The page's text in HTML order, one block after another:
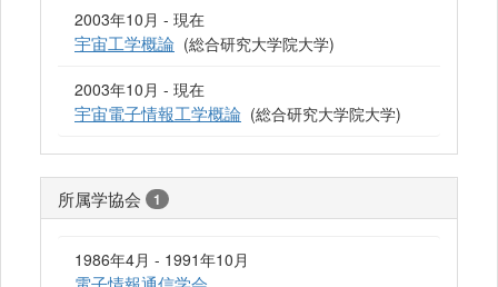
2003年10月 - 現在
宇宙工学概論 (総合研究大学院大学)
2003年10月 - 現在
宇宙電子情報工学概論 (総合研究大学院大学)
所属学協会 1
1986年4月 - 1991年10月